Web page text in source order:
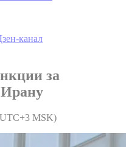
канал
за
MSK)